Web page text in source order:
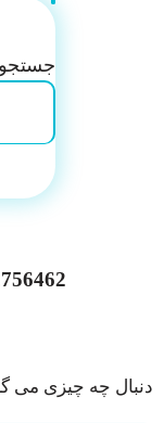
- 026
دنبال چه چیزی می